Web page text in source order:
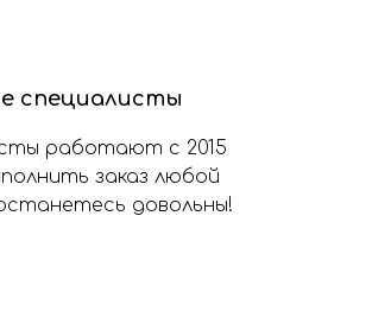
специалисты
работают с 2015
заказ любой
довольны!